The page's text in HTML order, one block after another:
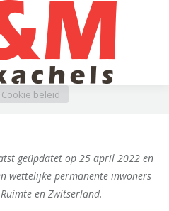
beleid
Cookie beleid
geüpdatet op 25 april 2022 en
wettelijke permanente inwoners
en Zwitserland.